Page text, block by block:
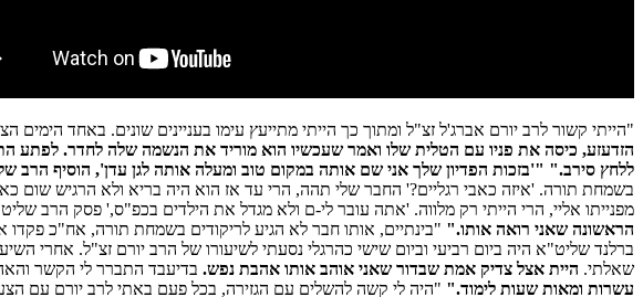
"הייתי קשור לרב יורם אברג'ל זצ"ל ומתוך כך הייתי מתייעץ עימו בעניינים שונים. באחד
הזדעזע, כיסה את פניו עם הטלית שלו ואמר שעכשיו הוא מוריד את הנשמה שלה לחדר.
ללחץ סירב." "'בזכות הפדיון שלך אני שם אותה במקום טוב ומעלה אותה לגן עדן', הוסיף הרב
בשמחת תורה. 'איזה כאבי רגליים?' החבר שלי תהה, הרי עד אז הוא היה בריא ולא הרגיש
מפנייתו אליי, הרי הייתי רק מלווה. 'אתה עובר לי-ם ולא מגדל את הילדים בכפ"ס,' פסק הרב
הראשונה שאני רואה אותו." "בינתיים, אותו חבר לא הגיע לריקודים בשמחת תורה, אח"כ פקדו
ברלנד שליט"א היה ביום רביעי וביום שישי כהרגלי נסעתי לשיעורו של הרב יורם זצ"ל. אחרי
שאלתי. היית אצל צדיק אמת שבדור שאני אוהב אותו אהבת נפש. בדיעבד התברר לי הקשר
עשרות ומאות שעות לימוד." "היה לי קשה להשלים עם הגזירה, בכל פעם באתי לרב יורם עם